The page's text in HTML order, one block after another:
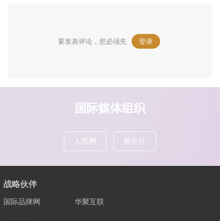
要发表评论，您必须先 登录 。
国际媒体组织
人民网 新华社
战略伙伴
国际品牌网 华聚互联